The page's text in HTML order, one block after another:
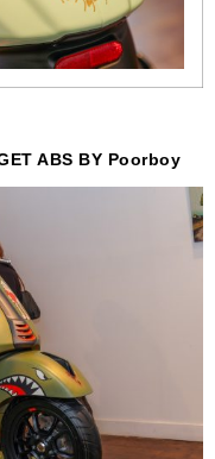
ABS BY Poorboy